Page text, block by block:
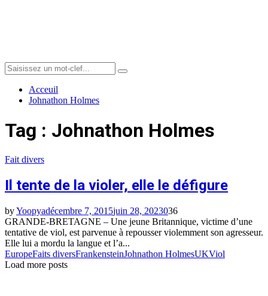
Search
for:
Search
Acceuil
Johnathon Holmes
Tag : Johnathon Holmes
Fait divers
Il tente de la violer, elle le défigure
byYoopyadécembre 7, 2015juin 28, 2023036
GRANDE-BRETAGNE – Une jeune Britannique, victime d’une
tentative de viol, est parvenue à repousser violemment son agresseur.
Elle lui a mordu la langue et l’a...
EuropeFaits diversFrankensteinJohnathon HolmesUKViol
Load more posts